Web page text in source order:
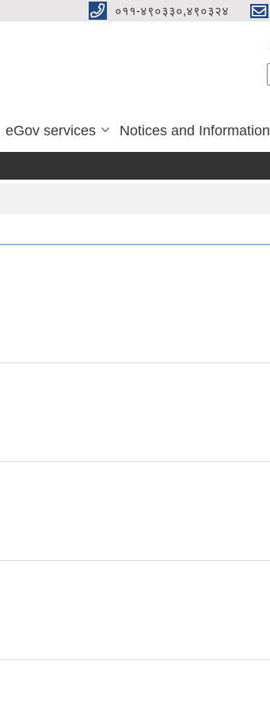
०११-४९०३३०,४९०३२४
eGov services Notices and Information